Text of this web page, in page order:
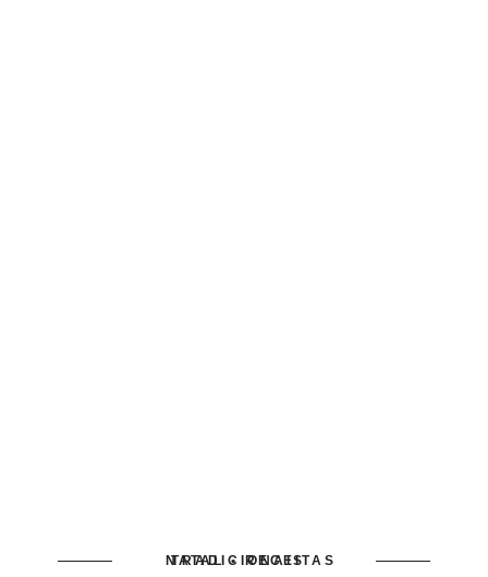
NATAL • RECEITAS TRADICIONAIS